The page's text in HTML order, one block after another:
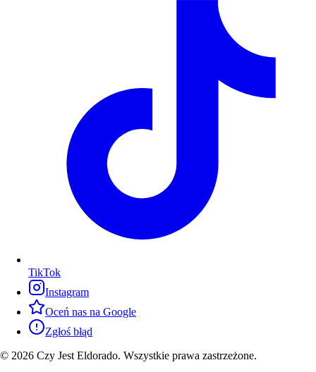
TikTok
Instagram
Oceń nas na Google
Zgłoś błąd
© 2026 Czy Jest Eldorado. Wszystkie prawa zastrzeżone.